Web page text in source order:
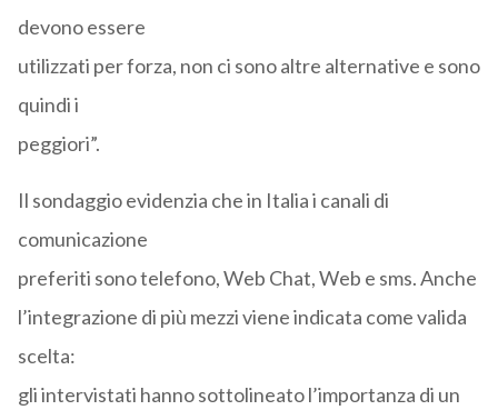
devono essere
utilizzati per forza, non ci sono altre alternative e sono
quindi i
peggiori”.
Il sondaggio evidenzia che in Italia i canali di
comunicazione
preferiti sono telefono, Web Chat, Web e sms. Anche
l’integrazione di più mezzi viene indicata come valida
scelta:
gli intervistati hanno sottolineato l’importanza di un